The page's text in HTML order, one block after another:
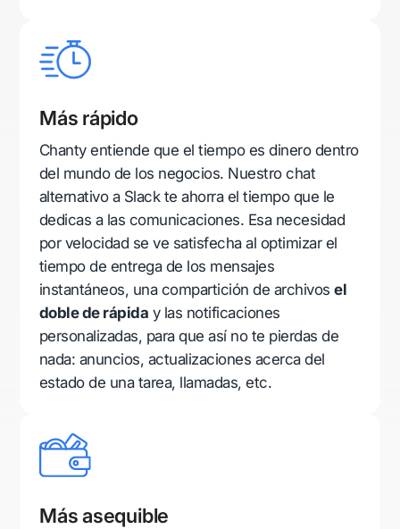
Más rápido
Chanty entiende que el tiempo es dinero dentro
del mundo de los negocios. Nuestro chat
alternativo a Slack te ahorra el tiempo que le
dedicas a las comunicaciones. Esa necesidad
por velocidad se ve satisfecha al optimizar el
tiempo de entrega de los mensajes
instantáneos, una compartición de archivosel
doble de rápida y las notificaciones
personalizadas, para que así no te pierdas de
nada: anuncios, actualizaciones acerca del
estado de una tarea, llamadas, etc.
Más asequible